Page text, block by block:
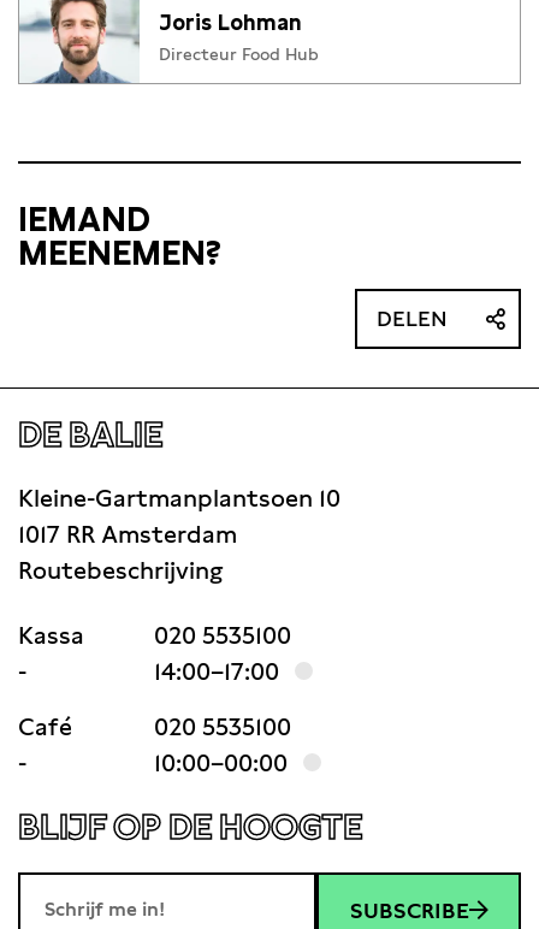
Joris Lohman
Directeur Food Hub
IEMAND
MEENEMEN?
DELEN
DE BALIE
Kleine-Gartmanplantsoen 10
1017 RR Amsterdam
Routebeschrijving
Kassa
020 5535100
-
14:00–17:00
Café
020 5535100
-
10:00–00:00
BLIJF OP DE HOOGTE
SUBSCRIBE